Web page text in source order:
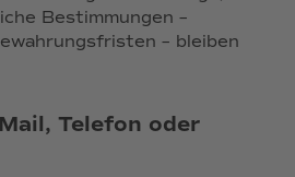
Bestimmungen –
– bleiben
Telefon oder